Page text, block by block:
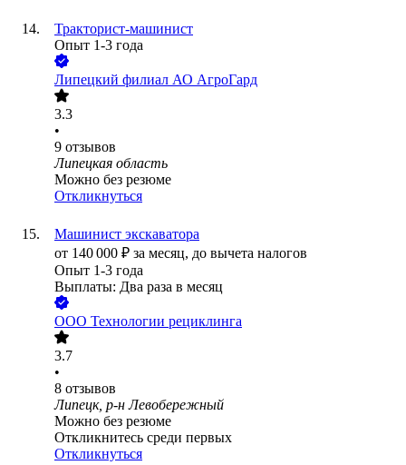
Тракторист-машинист
Опыт 1-3 года
Липецкий филиал АО АгроГард
3.3
•
9 отзывов
Липецкая область
Можно без резюме
Откликнуться
Машинист экскаватора
от 140 000 ₽ за месяц, до вычета налогов
Опыт 1-3 года
Выплаты: Два раза в месяц
ООО Технологии рециклинга
3.7
•
8 отзывов
Липецк, р-н Левобережный
Можно без резюме
Откликнитесь среди первых
Откликнуться